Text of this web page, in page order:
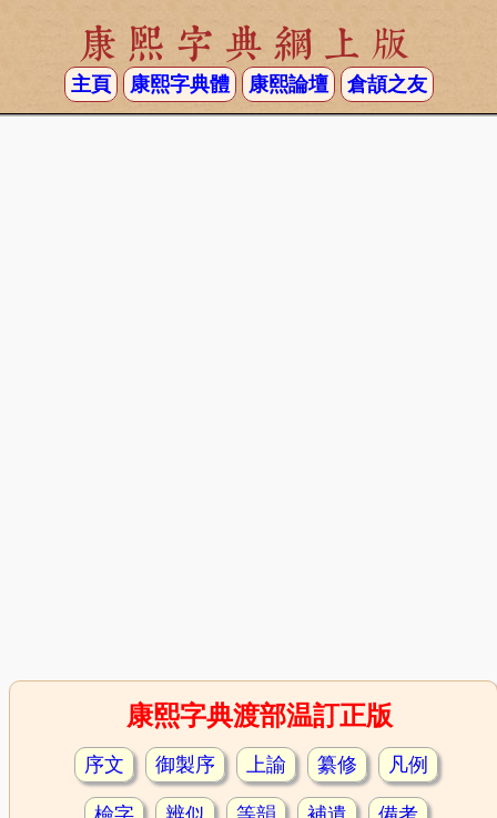
康熙字典網上版
主頁 康熙字典體 康熙論壇 倉頡之友
康熙字典渡部温訂正版
序文 御製序 上諭 纂修 凡例